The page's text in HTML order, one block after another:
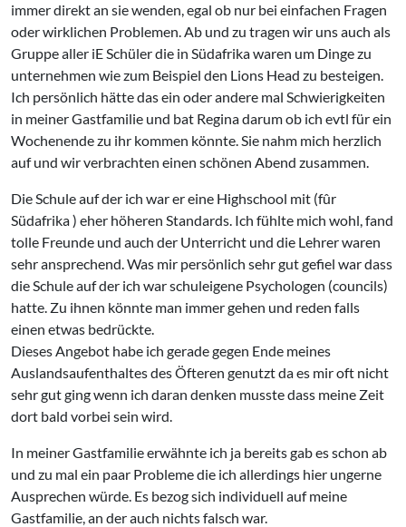
immer direkt an sie wenden, egal ob nur bei einfachen Fragen
oder wirklichen Problemen. Ab und zu tragen wir uns auch als
Gruppe aller iE Schüler die in Südafrika waren um Dinge zu
unternehmen wie zum Beispiel den Lions Head zu besteigen.
Ich persönlich hätte das ein oder andere mal Schwierigkeiten
in meiner Gastfamilie und bat Regina darum ob ich evtl für ein
Wochenende zu ihr kommen könnte. Sie nahm mich herzlich
auf und wir verbrachten einen schönen Abend zusammen.
Die Schule auf der ich war er eine Highschool mit (fûr
Südafrika ) eher höheren Standards. Ich fühlte mich wohl, fand
tolle Freunde und auch der Unterricht und die Lehrer waren
sehr ansprechend. Was mir persönlich sehr gut gefiel war dass
die Schule auf der ich war schuleigene Psychologen (councils)
hatte. Zu ihnen könnte man immer gehen und reden falls
einen etwas bedrückte.
Dieses Angebot habe ich gerade gegen Ende meines
Auslandsaufenthaltes des Öfteren genutzt da es mir oft nicht
sehr gut ging wenn ich daran denken musste dass meine Zeit
dort bald vorbei sein wird.
In meiner Gastfamilie erwähnte ich ja bereits gab es schon ab
und zu mal ein paar Probleme die ich allerdings hier ungerne
Ausprechen würde. Es bezog sich individuell auf meine
Gastfamilie, an der auch nichts falsch war.